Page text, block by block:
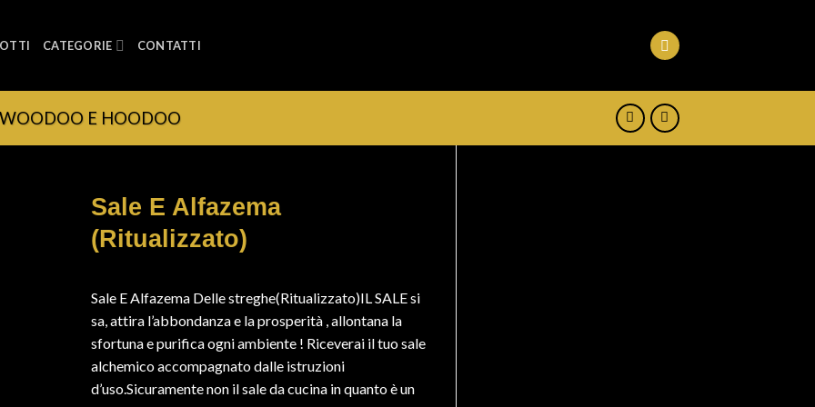
CATEGORIE CONTATTI
E HOODOO
Sale E Alfazema
(Ritualizzato)
Sale E Alfazema Delle streghe(Ritualizzato)IL SALE si
sa, attira l’abbondanza e la prosperità , allontana la
sfortuna e purifica ogni ambiente ! Riceverai il tuo sale
alchemico accompagnato dalle istruzioni
d’uso.Sicuramente non il sale da cucina in quanto è un